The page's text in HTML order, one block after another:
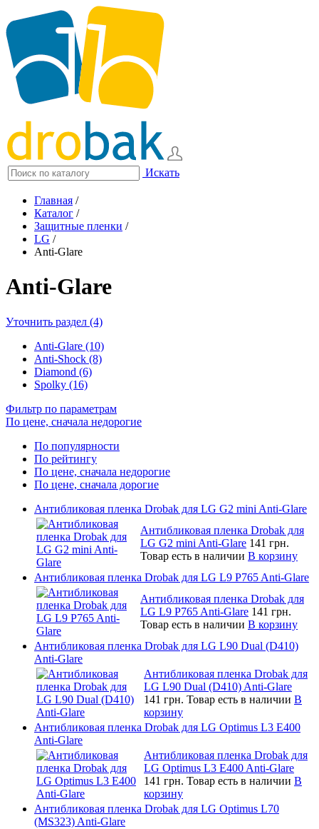
Искать
Главная /
Каталог /
Защитные пленки /
LG /
Anti-Glare
Anti-Glare
Уточнить раздел (4)
Anti-Glare (10)
Anti-Shock (8)
Diamond (6)
Spolky (16)
Фильтр по параметрам
По цене, сначала недорогие
По популярности
По рейтингу
По цене, сначала недорогие
По цене, сначала дорогие
Антибликовая пленка Drobak для LG G2 mini Anti-Glare
Антибликовая пленка Drobak для
LG G2 mini Anti-Glare 141 грн.
Товар есть в наличии В корзину
Антибликовая пленка Drobak для LG L9 P765 Anti-Glare
Антибликовая пленка Drobak для
LG L9 P765 Anti-Glare 141 грн.
Товар есть в наличии В корзину
Антибликовая пленка Drobak для LG L90 Dual (D410)
Anti-Glare
Антибликовая пленка Drobak для
LG L90 Dual (D410) Anti-Glare
141 грн. Товар есть в наличии В
корзину
Антибликовая пленка Drobak для LG Optimus L3 E400
Anti-Glare
Антибликовая пленка Drobak для
LG Optimus L3 E400 Anti-Glare
141 грн. Товар есть в наличии В
корзину
Антибликовая пленка Drobak для LG Optimus L70
(MS323) Anti-Glare